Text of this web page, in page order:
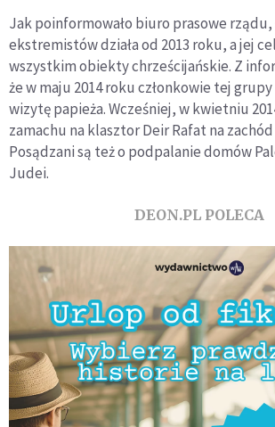
Jak poinformowało biuro prasowe
ekstremistów działa od 2013 roku, a jej
wszystkim obiekty chrześcijańskie. Z
że w maju 2014 roku członkowie tej grupy
wizytę papieża. Wcześniej, w kwietniu
zamachu na klasztor Deir Rafat na
Posądzani są też o podpalanie domów
Judei.
DEON.PL POLECA